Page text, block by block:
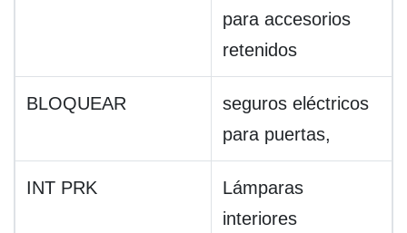
para accesorios
retenidos
BLOQUEAR
seguros eléctricos
para puertas,
INT PRK
Lámparas
interiores